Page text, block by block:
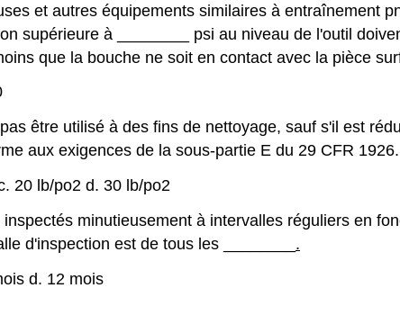
et autres équipements similaires à entraînement
supérieure à
psi au niveau de l'outil
que la bouche ne soit en contact avec la pièce
être utilisé à des fins de nettoyage, sauf s'il est
aux exigences de la sous-partie E du 29 CFR 1926.
20 lb/po2 d. 30 lb/po2
minutieusement à intervalles réguliers en
d'inspection est de tous les
.
d. 12 mois